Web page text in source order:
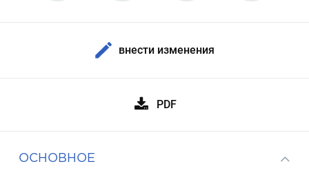
внести изменения
PDF
ОСНОВНОЕ